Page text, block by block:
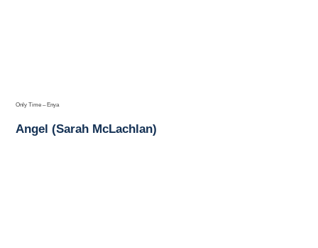
Only Time – Enya
Angel (Sarah McLachlan)